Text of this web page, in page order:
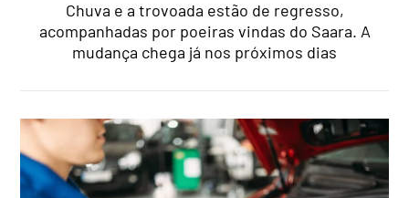
Chuva e a trovoada estão de regresso,
acompanhadas por poeiras vindas do Saara. A
mudança chega já nos próximos dias